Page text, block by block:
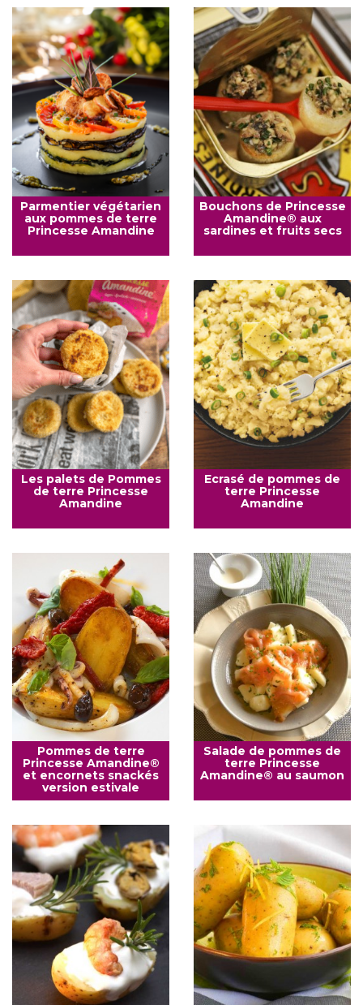
Parmentier végétarien
aux pommes de terre
Princesse Amandine
Bouchons de Princesse
Amandine® aux
sardines et fruits secs
Les palets de Pommes
de terre Princesse
Amandine
Ecrasé de pommes de
terre Princesse
Amandine
Pommes de terre
Princesse Amandine®
et encornets snackés
version estivale
Salade de pommes de
terre Princesse
Amandine® au saumon